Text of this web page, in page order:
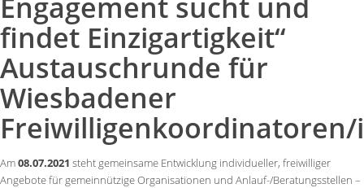
findet Einzigartigkeit“
Austauschrunde für
Wiesbadener
Am08.07.2021 steht gemeinsame Entwicklung individueller, freiwilliger
Angebote für gemeinnützige Organisationen und Anlauf-/Beratungsstellen –